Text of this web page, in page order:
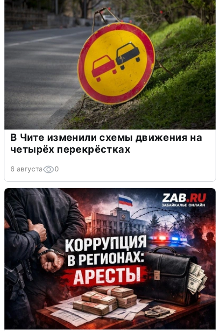
В Чите изменили схемы движения на
четырёх перекрёстках
6 августа 0